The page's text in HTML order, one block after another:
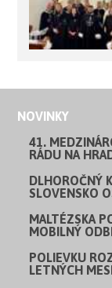
NOVINKY
41.
RÁDU NA
DLHOROČNÝ
SLOVENSKO
MALTÉZSKA
MOBILNÝ
POLIEVKU
LETNÝCH